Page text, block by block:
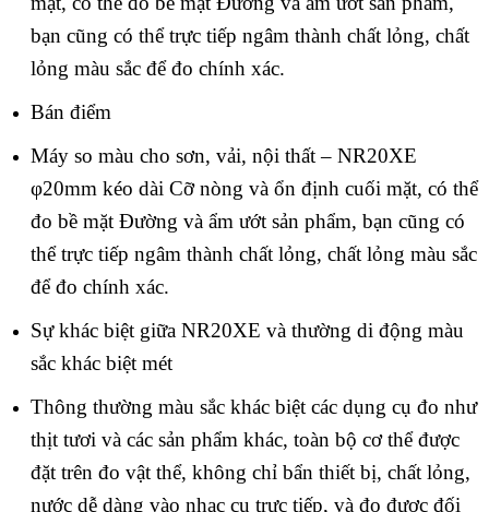
bạn cũng có thể trực tiếp ngâm thành chất lỏng, chất
lỏng màu sắc để đo chính xác.
Bán điểm
Máy so màu cho sơn, vải, nội thất – NR20XE
φ20mm kéo dài Cỡ nòng và ổn định cuối mặt, có thể
đo bề mặt Đường và ẩm ướt sản phẩm, bạn cũng có
thể trực tiếp ngâm thành chất lỏng, chất lỏng màu sắc
để đo chính xác.
Sự khác biệt giữa NR20XE và thường di động màu
sắc khác biệt mét
Thông thường màu sắc khác biệt các dụng cụ đo như
thịt tươi và các sản phẩm khác, toàn bộ cơ thể được
đặt trên đo vật thể, không chỉ bẩn thiết bị, chất lỏng,
nước dễ dàng vào nhạc cụ trực tiếp, và đo được đối